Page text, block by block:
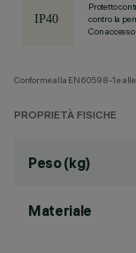
Protetto
contro la
Con
Conforme alla EN60598-1 e
PROPRIETÀ FISICHE
Peso (kg)
Materiale